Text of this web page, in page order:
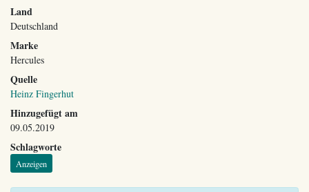
Land
Deutschland
Marke
Hercules
Quelle
Heinz Fingerhut
Hinzugefügt am
09.05.2019
Schlagworte
Anzeigen